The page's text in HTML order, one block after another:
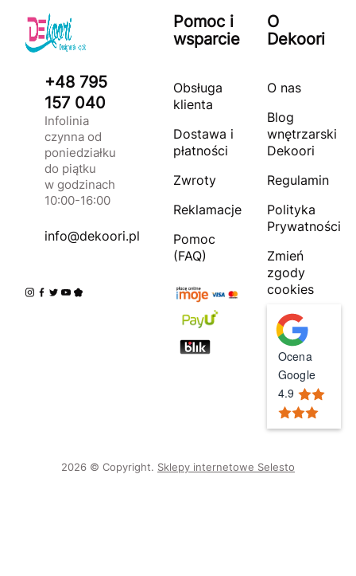
+48 795
157 040
Infolinia
czynna od
poniedziałku
do piątku
w godzinach
10:00-16:00
info@dekoori.pl
Pomoc i
wsparcie
Obsługa
klienta
Dostawa i
płatności
Zwroty
Reklamacje
Pomoc
(FAQ)
O
Dekoori
O nas
Blog
wnętrzarski
Dekoori
Regulamin
Polityka
Prywatności
Zmień
zgody
cookies
Ocena
Google
4.9
2026 © Copyright. Sklepy internetowe Selesto